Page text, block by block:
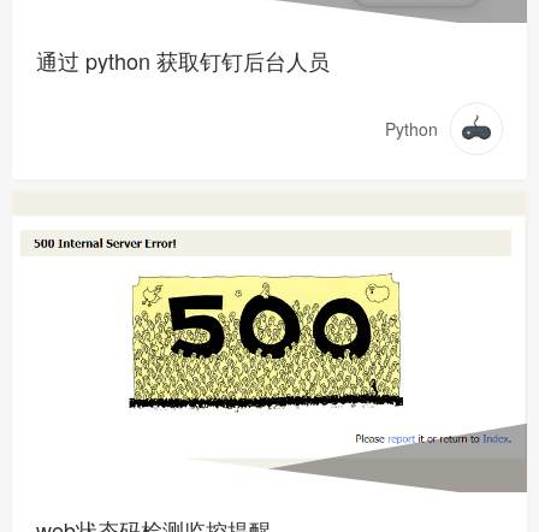
通过 python 获取钉钉后台人员
Python